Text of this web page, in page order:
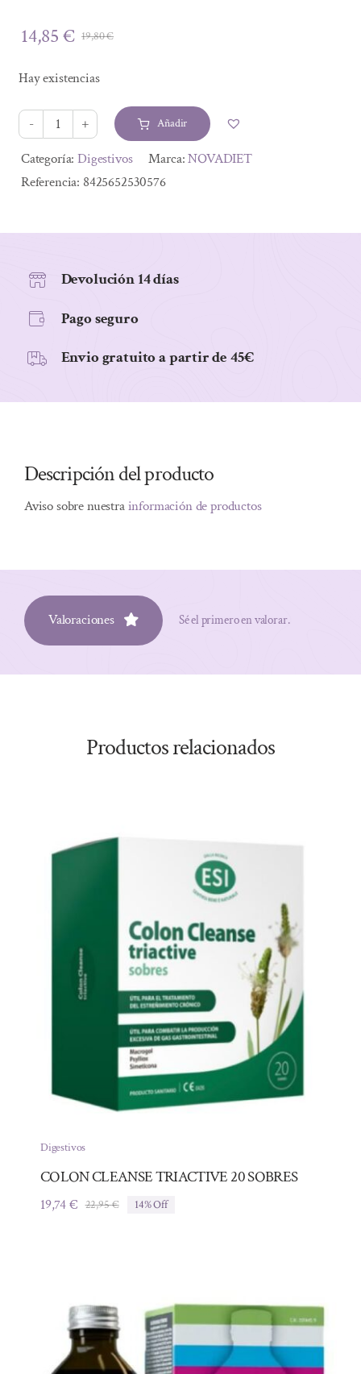
19,80€El
era:
19,80 €.
14,85€
El
es:
14,85 €.
Hay existencias
PROBIDIET
DIGESTIVE
30
Añadir
Alternative:
Categoría:Digestivos Marca:NOVADIET
Referencia: 8425652530576
Devolución 14 días
Pago seguro
Envio gratuito a partir de 45€
Descripción del producto
Aviso sobre nuestrainformación de productos
Valoraciones Sé el primero en valorar.
Productos relacionados
Digestivos
COLON CLEANSE TRIACTIVE 20 SOBRES
22,95€El
19,74€
El
14% Off